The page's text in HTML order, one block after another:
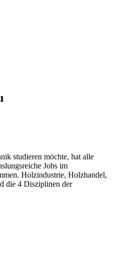
studieren möchte, hat alle
Jobs im
Holzindustrie, Holzhandel,
die 4 Disziplinen der